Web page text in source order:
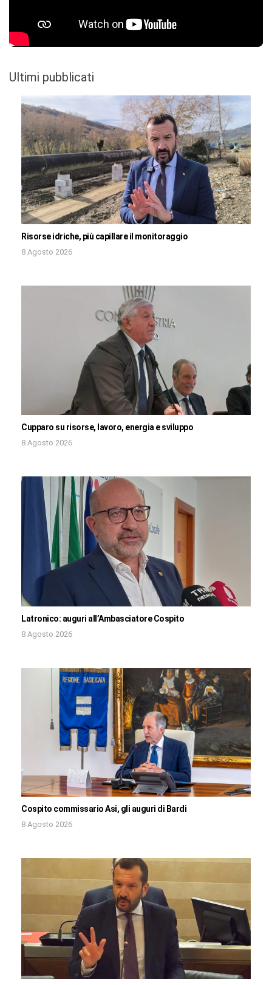
Ultimi pubblicati
Risorse idriche, più capillare il monitoraggio
8 Agosto 2026
Cupparo su risorse, lavoro, energia e sviluppo
8 Agosto 2026
Latronico: auguri all’Ambasciatore Cospito
8 Agosto 2026
Cospito commissario Asi, gli auguri di Bardi
8 Agosto 2026